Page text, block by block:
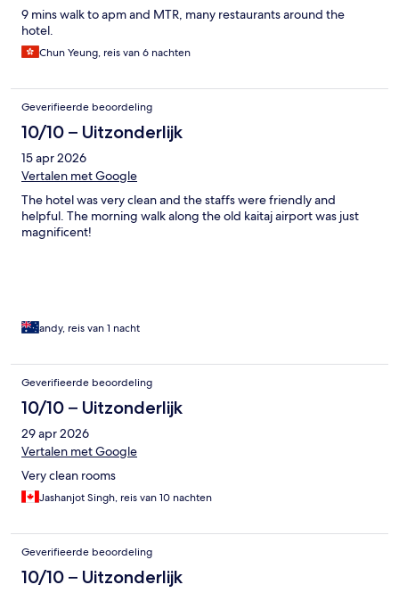
9 mins walk to apm and MTR, many restaurants around the
hotel.
Chun Yeung, reis van 6 nachten
Geverifieerde beoordeling
10/10 – Uitzonderlijk
15 apr 2026
Vertalen met Google
The hotel was very clean and the staffs were friendly and
helpful. The morning walk along the old kaitaj airport was just
magnificent!
andy, reis van 1 nacht
Geverifieerde beoordeling
10/10 – Uitzonderlijk
29 apr 2026
Vertalen met Google
Very clean rooms
Jashanjot Singh, reis van 10 nachten
Geverifieerde beoordeling
10/10 – Uitzonderlijk